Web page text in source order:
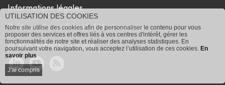
Informations légales
Politique de confidentialité et cookies
© 2026 Batiactu Groupe
UTILISATION DES COOKIES
Notre site utilise des cookies afin de personnaliser le contenu pour vous
proposer des services et offres liés à vos centres d'intérêt, gérer les
fonctionnalités de notre site et réaliser des analyses statistiques. En
poursuivant votre navigation, vous acceptez l’utilisation de ces cookies. En
savoir plus
J'ai compris